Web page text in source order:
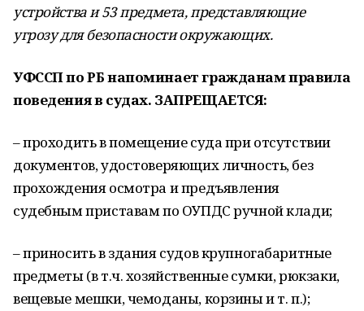
устройства и 53 предмета, представляющие
угрозу для безопасности окружающих.
УФССП по РБ напоминает гражданам правила
поведения в судах. ЗАПРЕЩАЕТСЯ:
– проходить в помещение суда при отсутствии
документов, удостоверяющих личность, без
прохождения осмотра и предъявления
судебным приставам по ОУПДС ручной клади;
– приносить в здания судов крупногабаритные
предметы (в т.ч. хозяйственные сумки, рюкзаки,
вещевые мешки, чемоданы, корзины и т. п.);